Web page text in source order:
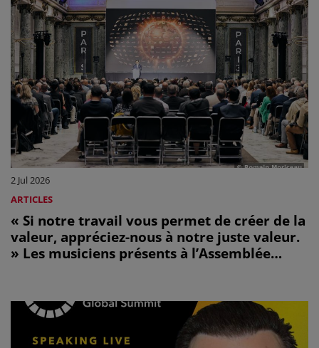
2 Jul 2026
ARTICLES
« Si notre travail vous permet de créer de la
valeur, appréciez-nous à notre juste valeur.
» Les musiciens présents à l’Assemblée
le secteur de l’IA mais pas à se faire
marginal